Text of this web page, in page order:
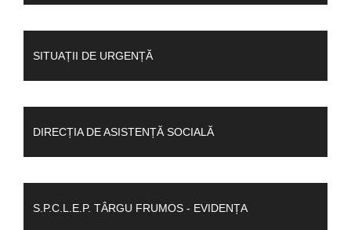
SITUAȚII DE URGENȚĂ
DIRECȚIA DE ASISTENȚĂ SOCIALĂ
S.P.C.L.E.P. TÂRGU FRUMOS - EVIDENȚA